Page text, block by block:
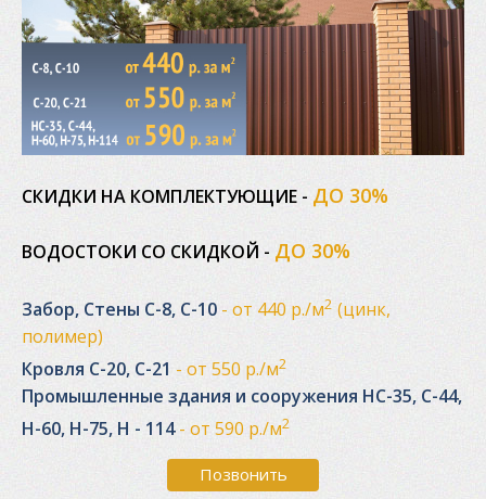
СКИДКИ НА КОМПЛЕКТУЮЩИЕ - ДО 30%
ВОДОСТОКИ СО СКИДКОЙ - ДО 30%
Забор, Стены С-8, С-10 - от 440 р./м2 (цинк,
полимер)
Кровля С-20, С-21 - от 550 р./м2
Промышленные здания и сооружения НС-35, С-44,
Н-60, Н-75, Н - 114- от 590 р./м2
Позвонить